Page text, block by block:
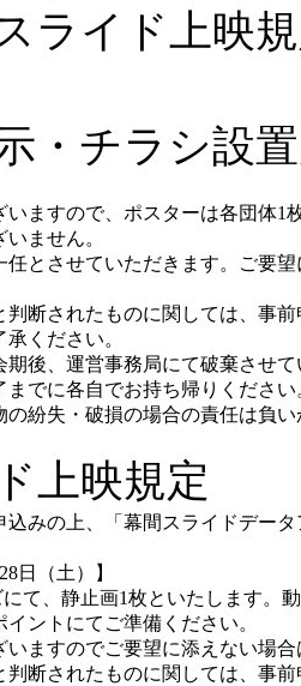
ライド上映
・チラシ設
いますので、ポスターは各団体1
ません。
任とさせていただきます。ご要
判断されたものに関しては、事
ください。
期後、運営事務局にて破棄させ
までに各自でお持ち帰りください
の紛失・破損の場合の責任は負
上映規定
込みの上、「幕間スライドデー
日（土）】
て、静止画1枚といたします。
ントにてご準備ください。
いますのでご要望に添えない場
判断されたものに関しては、事